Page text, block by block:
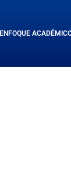
ENFOQUE